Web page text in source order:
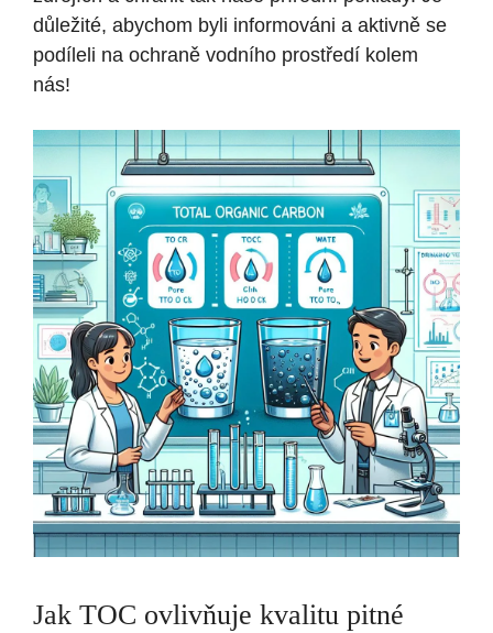
důležité, abychom byli informováni a aktivně se
podíleli na ochraně vodního⁤ prostředí kolem
nás!
Jak TOC ovlivňuje ⁢kvalitu pitné